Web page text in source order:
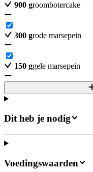
900 groombotercake
300 grode marsepein
150 ggele marsepein
Dit heb je nodig
Voedingswaarden